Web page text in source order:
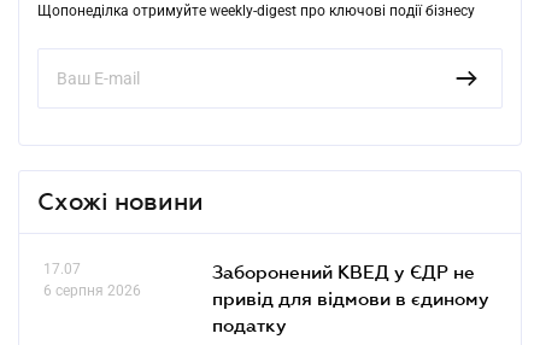
Щопонеділка отримуйте weekly-digest про ключові події бізнесу
Схожі новини
17.07
6 серпня 2026
Заборонений КВЕД у ЄДР не
привід для відмови в єдиному
податку